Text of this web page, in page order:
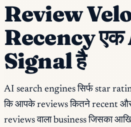
Review
Recency एक
Signal है
AI search engines सिर्फ star
कि आपके reviews कितने recent
reviews वाला business जिसका